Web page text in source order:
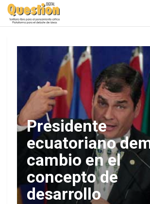
Presidente
ecuatoriano
cambio en el
concepto de
desarrollo